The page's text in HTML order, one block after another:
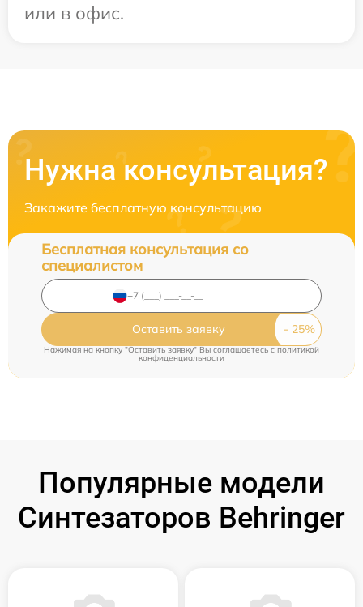
или в офис.
Нужна консультация?
Закажите бесплатную консультацию
Бесплатная консультация со
специалистом
Оставить заявку
Нажимая на кнопку "Оставить заявку" Вы соглашаетесь cполитикой
конфиденциальности
Популярные модели
Синтезаторов Behringer